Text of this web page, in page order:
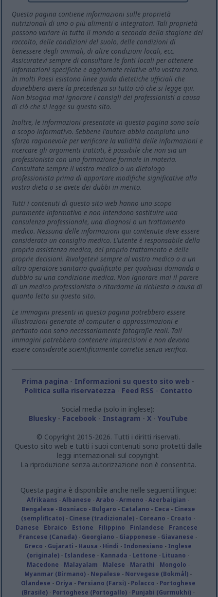
Questa pagina contiene informazioni sulle proprietà
nutrizionali di uno o più alimenti o integratori. Tali proprietà
possono variare in tutto il mondo a seconda della stagione del
raccolto, delle condizioni del suolo, delle condizioni di
benessere degli animali, di altre condizioni locali, ecc.
Assicuratevi sempre di consultare le fonti locali per ottenere
informazioni specifiche e aggiornate relative alla vostra zona.
In molti Paesi esistono linee guida dietetiche ufficiali che
dovrebbero avere la precedenza su tutto ciò che si legge qui.
Non bisogna mai ignorare i consigli dei professionisti a causa
di ciò che si legge su questo sito.
Inoltre, le informazioni presentate in questa pagina sono solo
a scopo informativo. Sebbene l'autore abbia compiuto uno
sforzo ragionevole per verificare la validità delle informazioni e
ricercare gli argomenti trattati, è possibile che non sia un
professionista con una formazione formale in materia.
Consultate sempre il vostro medico o un dietologo
professionista prima di apportare modifiche significative alla
vostra dieta o se avete dei dubbi in merito.
Tutti i contenuti di questo sito web hanno uno scopo
puramente informativo e non intendono sostituire una
consulenza professionale, una diagnosi o un trattamento
medico. Nessuna delle informazioni qui contenute deve essere
considerata un consiglio medico. L'utente è responsabile della
propria assistenza medica, del proprio trattamento e delle
proprie decisioni. Rivolgetevi sempre al vostro medico o a un
altro operatore sanitario qualificato per qualsiasi domanda o
dubbio su una condizione medica. Non ignorare mai il parere
di un medico professionista o ritardarne la richiesta a causa di
quanto letto su questo sito.
Le immagini presenti in questa pagina potrebbero essere
illustrazioni generate al computer o approssimazioni e
pertanto non sono necessariamente fotografie reali. Tali
immagini potrebbero contenere imprecisioni e non devono
essere considerate scientificamente corrette senza verifica.
Prima pagina - Informazioni su questo sito web -
Politica sulla riservatezza - Feed RSS - Contatto
Social media (solo in inglese):
Bluesky- Facebook - Instagram - X- YouTube
© Copyright 2015-2026. Tutti i diritti riservati.
Questo sito web e tutti i suoi contenuti sono protetti dalle
leggi internazionali sul copyright.
La riproduzione senza autorizzazione non è consentita.
Questa pagina è disponibile anche nelle seguenti lingue:
Afrikaans -Albanese -Arabo -Armeno -Azerbaigian -
Bengalese - Bosniaco - Bulgaro - Catalano - Ceca - Cinese
(semplificato) - Cinese (tradizionale) - Coreano - Croato -
Danese - Ebraico - Estone - Filippino - Finlandese - Francese -
Francese (Canada) - Georgiano - Giapponese - Giavanese -
Greco - Gujarati - Hausa - Hindi - Indonesiano - Inglese
(originale) - Islandese - Kannada - Lettone - Lituano -
Macedone - Malayalam - Malese - Marathi - Mongolo -
Myanmar (Birmano) - Nepalese - Norvegese (Bokmål) -
Olandese - Oriya - Persiano (Farsi)- Polacco - Portoghese
(Brasile) - Portoghese (Portogallo) - Punjabi (Gurmukhi) -